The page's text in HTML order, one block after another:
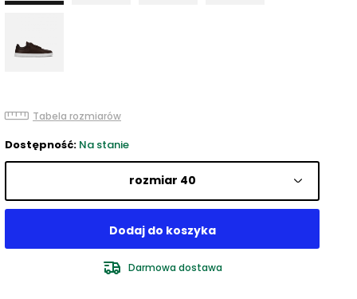
Tabela rozmiarów
Dostępność: Na stanie
rozmiar 40
Darmowa dostawa